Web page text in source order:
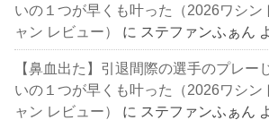
いの１つが早くも叶った（2026ワシン
ャン レビュー）
に ステファンふぁん
【鼻血出た】引退間際の選手のプレー
いの１つが早くも叶った（2026ワシン
ャン レビュー）
に ステファンふぁん